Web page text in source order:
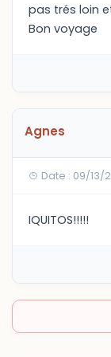
pas trés loin
Bon voyage
Agnes
Date : 09/13/
IQUITOS!!!!!